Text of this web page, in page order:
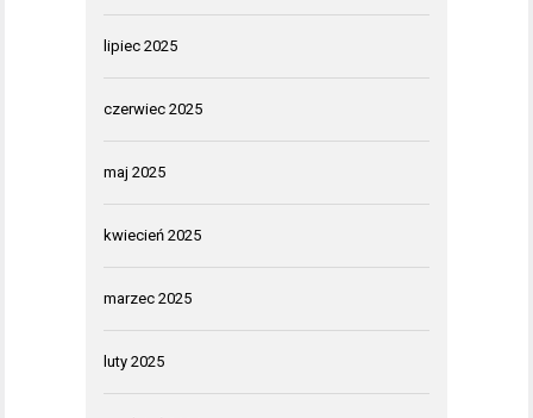
lipiec 2025
czerwiec 2025
maj 2025
kwiecień 2025
marzec 2025
luty 2025